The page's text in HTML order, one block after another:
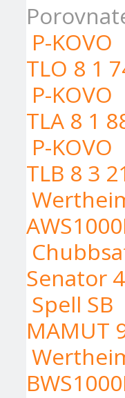
P-KOVO
TLO 8 1
P-KOVO
TLA 8 1
P-KOVO
TLB 8 3
Senator 4
Spell SB
MAMUT